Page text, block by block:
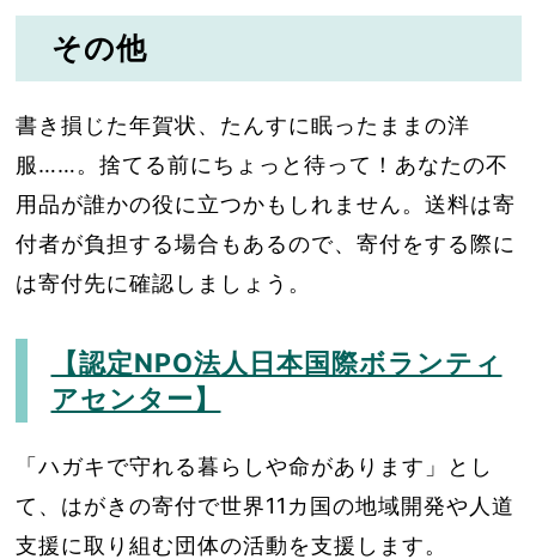
その他
書き損じた年賀状、たんすに眠ったままの洋
服……。捨てる前にちょっと待って！あなたの不
用品が誰かの役に立つかもしれません。送料は寄
付者が負担する場合もあるので、寄付をする際に
は寄付先に確認しましょう。
【認定NPO法人日本国際ボランティ
アセンター】
「ハガキで守れる暮らしや命があります」とし
て、はがきの寄付で世界11カ国の地域開発や人道
支援に取り組む団体の活動を支援します。